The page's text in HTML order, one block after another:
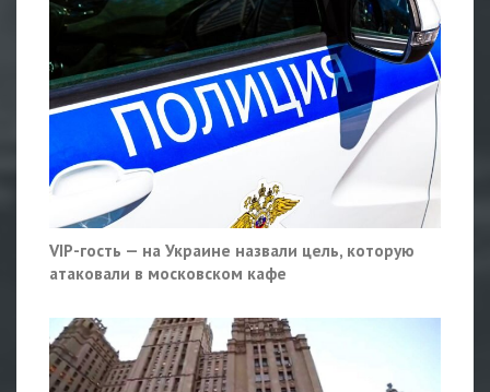
VIP-гость — на Украине назвали цель, которую
атаковали в московском кафе